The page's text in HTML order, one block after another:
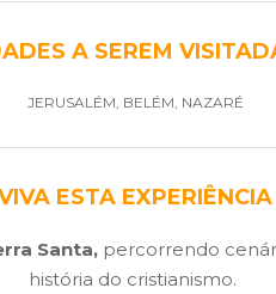
A SEREM
JERUSALÉM, BELÉM, NAZARÉ
ESTA EXPERIÊNCIA
Santa,percorrendo
história do cristianismo.